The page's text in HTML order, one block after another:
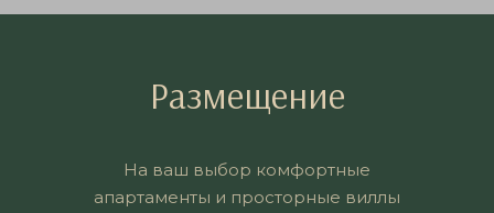
Размещение
На ваш выбор комфортные
апартаменты и просторные виллы